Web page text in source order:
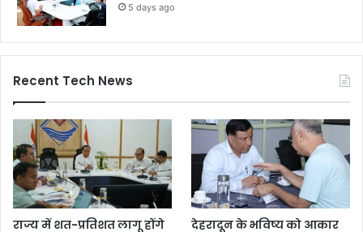
5 days ago
Recent Tech News
राज्य में शत-प्रतिशत लागू होंगे
देहरादून के भविष्य को आकार